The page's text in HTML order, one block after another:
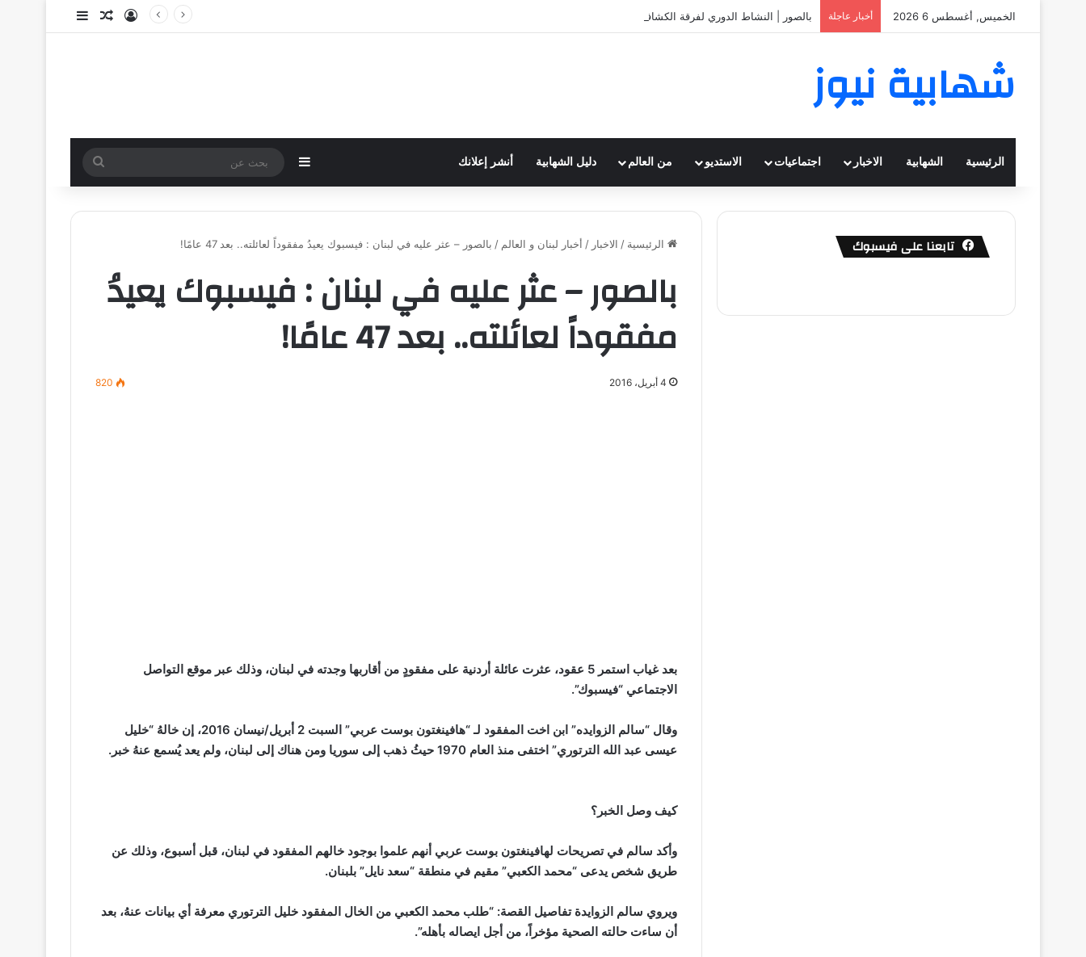
الخميس, أغسطس 6 2026 أخبار عاجلة بالصور | النشاط الدوري لفرقة الكشافة في فوج الامام الصادق (ع) تسجيل الدخول
مقال عشوائي
شهابية نيوز
الرئيسية الشهابية الاخبار اجتماعيات الاستديو من العالم دليل الشهابية أنشر إعلانك إضافة عمود جانبي
عن
الرئيسية / الاخبار / أخبار لبنان و العالم / بالصور – عثر عليه في لبنان : فيسبوك يعيدُ مفقوداً لعائلته.. بعد 47 عامًا!
بالصور – عثر عليه في لبنان : فيسبوك يعيدُ
مفقوداً لعائلته.. بعد 47 عامًا!
4 أبريل، 2016 820
بعد غياب استمر 5 عقود، عثرت عائلة أردنية على مفقودٍ من أقاربها وجدته في لبنان، وذلك عبر موقع التواصل
الاجتماعي “فيسبوك”.
وقال “سالم الزوايده” ابن اخت المفقود لـ “هافينغتون بوست عربي” السبت 2 أبريل/نيسان 2016، إن خالهُ “خليل
عيسى عبد الله الترتوري” اختفى منذ العام 1970 حيثُ ذهب إلى سوريا ومن هناك إلى لبنان، ولم يعد يُسمع عنهُ خبر.
كيف وصل الخبر؟
وأكد سالم في تصريحات لهافينغتون بوست عربي أنهم علموا بوجود خالهم المفقود في لبنان، قبل أسبوع، وذلك عن
طريق شخص يدعى “محمد الكعبي” مقيم في منطقة “سعد نايل” بلبنان.
ويروي سالم الزوايدة تفاصيل القصة: “طلب محمد الكعبي من الخال المفقود خليل الترتوري معرفة أي بيانات عنهُ، بعد
أن ساءت حالته الصحية مؤخراً، من أجل ايصاله بأهله”.
تابعنا على فيسبوك